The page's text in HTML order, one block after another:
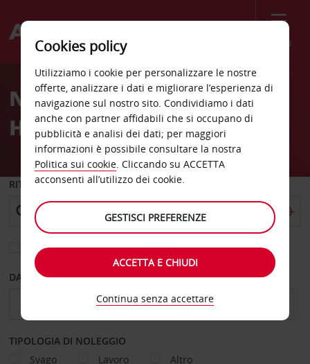
Menù
Welcome
AvisNoleggio auto Warrington
Hawleys Trade Park
RITIRO DA
Scegli una località di riconsegna diversa
DAL GIORNO AL GIORNO
TIPOLOGIA DI NOLEGGIO
Svago
Lavoro Altro
Cookies policy
Utilizziamo i cookie per personalizzare le nostre
offerte, analizzare i dati e migliorare l’esperienza di
navigazione sul nostro sito. Condividiamo i dati
anche con partner affidabili che si occupano di
pubblicità e analisi dei dati; per maggiori
informazioni è possibile consultare la nostra
Politica sui cookie. Cliccando su ACCETTA
acconsenti all’utilizzo dei cookie.
GESTISCI PREFERENZE
ACCETTA E CHIUDI
Continua senza accettare